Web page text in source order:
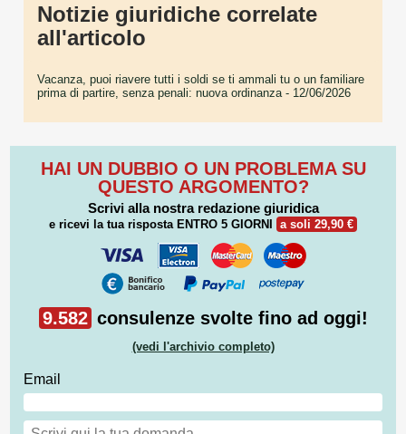
Notizie giuridiche correlate
all'articolo
Vacanza, puoi riavere tutti i soldi se ti ammali tu o un familiare
prima di partire, senza penali: nuova ordinanza - 12/06/2026
HAI UN DUBBIO O UN PROBLEMA SU
QUESTO ARGOMENTO?
Scrivi alla nostra redazione giuridica
e ricevi la tua risposta ENTRO 5 GIORNI a soli 29,90 €
9.582 consulenze svolte fino ad oggi!
(vedi l'archivio completo)
Email